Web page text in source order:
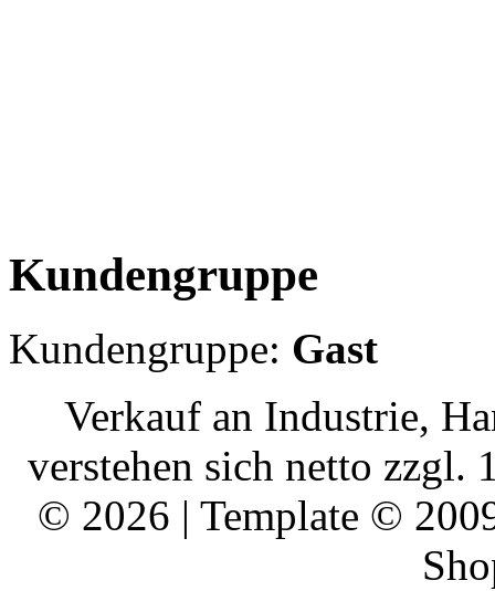
Kundengruppe
Kundengruppe: Gast
Verkauf an Industrie,
verstehen sich netto zzgl.
© 2026 | Template ©